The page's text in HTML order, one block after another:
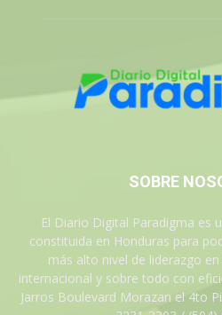
SOBRE
El Diario Digital Paradigma es
constituida en Honduras para
más alto nivel de liderazgo
internacional y sobre todo con
Jarros Boulevard Morazan el 4to